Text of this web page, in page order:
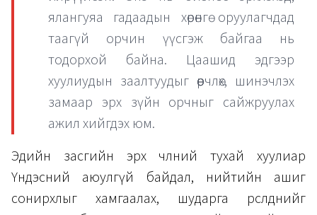
ялангуяа гадаадын хөрөнгө оруулагчдад
таагүй орчин үүсгэж байгаа нь
тодорхой байна. Цаашид эдгээр
хуулиудын заалтуудыг өөрчлөх, шинэчлэх
замаар эрх зүйн орчныг сайжруулах
ажил хийгдэх юм.
Эдийн засгийн эрх чөлөөний тухай хуулиар
Үндэсний аюулгүй байдал, нийтийн ашиг
сонирхлыг хамгаалах, шударга өрсөлдөөнийг